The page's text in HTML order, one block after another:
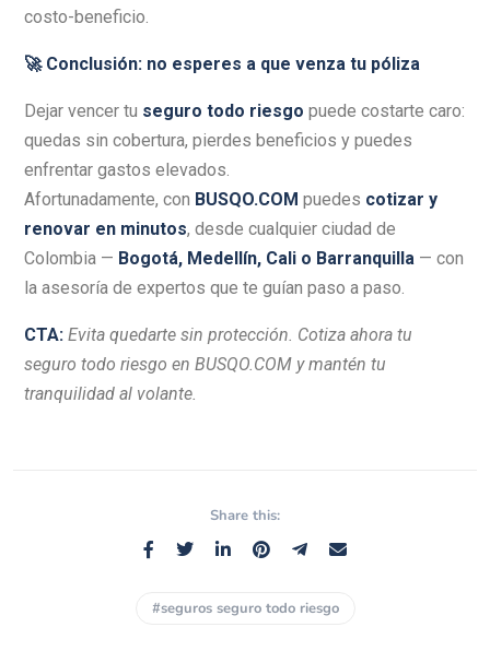
costo-beneficio.
🚀 Conclusión: no esperes a que venza tu póliza
Dejar vencer tu seguro todo riesgo puede costarte caro:
quedas sin cobertura, pierdes beneficios y puedes
enfrentar gastos elevados.
Afortunadamente, con BUSQO.COM puedes cotizar y
renovar en minutos, desde cualquier ciudad de
Colombia — Bogotá, Medellín, Cali o Barranquilla — con
la asesoría de expertos que te guían paso a paso.
CTA: Evita quedarte sin protección. Cotiza ahora tu
seguro todo riesgo en BUSQO.COM y mantén tu
tranquilidad al volante.
Share this:
#seguros seguro todo riesgo